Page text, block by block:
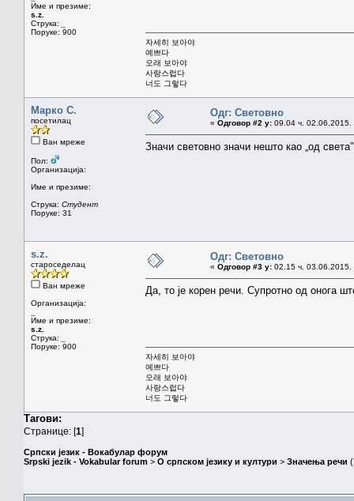
Име и презиме:
s.z.
Струка:
Поруке: 900
자세히 보아야
예쁘다
오래 보아야
사랑스럽다
너도 그렇다
Марко С.
посетилац
Ван мреже
Пол:
Организација:
Име и презиме:
Струка: Студент
Поруке: 31
Одг: Световно
« Одговор #2 у: 09.04 ч. 02.06.2015.
Значи световно значи нешто као „од
s.z.
староседелац
Ван мреже
Организација:
Име и презиме:
s.z.
Струка:
Поруке: 900
Одг: Световно
« Одговор #3 у: 02.15 ч. 03.06.2015.
Да, то је корен речи. Супротно од онога
자세히 보아야
예쁘다
오래 보아야
사랑스럽다
너도 그렇다
Тагови:
Странице: [1]
Српски језик - Вокабулар форум
Srpski jezik - Vokabular forum > О српском језику и култури > Значења речи